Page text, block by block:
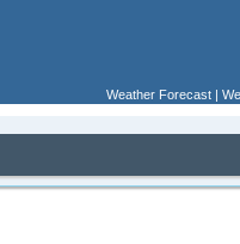
Weather Forecast |